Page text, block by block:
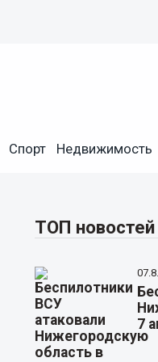
Спорт Недвижимость
ТОП новостей
7